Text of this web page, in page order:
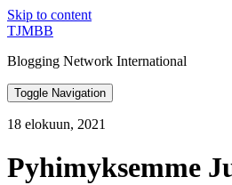
Skip to content
TJMBB
Blogging Network International
Toggle Navigation
18 elokuun, 2021
Pyhimyksemme